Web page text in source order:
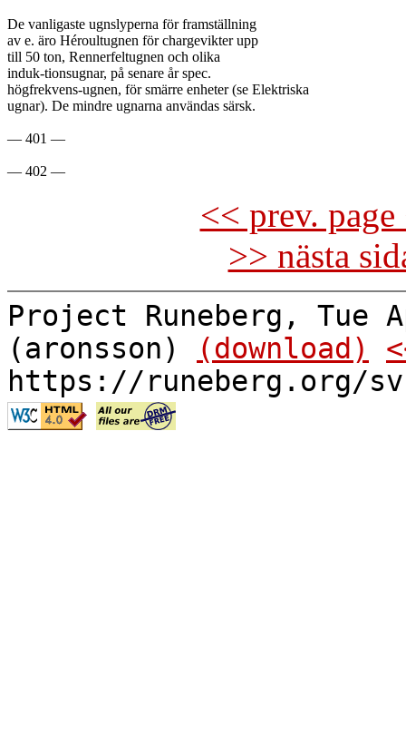
De vanligaste ugnslyperna för framställning
av e. äro Héroultugnen för chargevikter upp
till 50 ton, Rennerfeltugnen och olika
induk-tionsugnar, på senare år spec.
högfrekvens-ugnen, för smärre enheter (se Elektriska
ugnar). De mindre ugnarna användas särsk.
— 401 —
<< prev.
>> nästa
Project Runeberg, Tue
(aronsson)
(download)
https://runeberg.org/